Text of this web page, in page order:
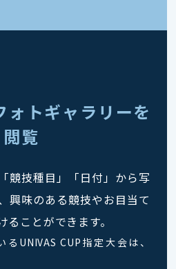
トギャラリーを
閲覧
競技種目」「日付」から写
興味のある競技やお目当て
ことができます。
UNIVAS CUP指定大会は、